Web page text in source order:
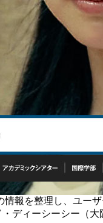
報を整理し、ユ
ィーシーシー（